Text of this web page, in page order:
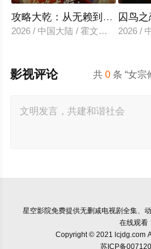
攻略大乾：从无赖到霸主
2026 / 中国大陆 / 霍文琦＆陈洁蕾
囚鸟之
2026 /
共0 条 “女宗
影视评论
星空影院免费提供无删减电视剧全集、
在线观看
Copyright © 2021 lcjdg.com
苏ICP备